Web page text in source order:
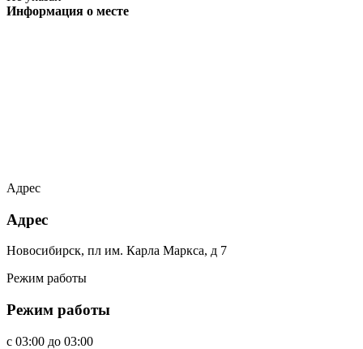
Информация о месте
Адрес
Адрес
Новосибирск, пл им. Карла Маркса, д 7
Режим работы
Режим работы
c 03:00 до 03:00